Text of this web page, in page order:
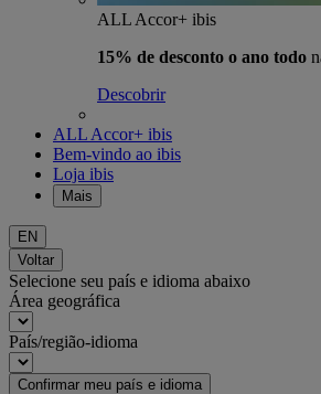
ALL Accor+ ibis
15% de desconto o ano todo
Descobrir
ALL Accor+ ibis
Bem-vindo ao ibis
Loja ibis
Mais
EN
Voltar
Selecione seu país e idioma abaixo
Área geográfica
País/região-idioma
Confirmar meu país e idioma